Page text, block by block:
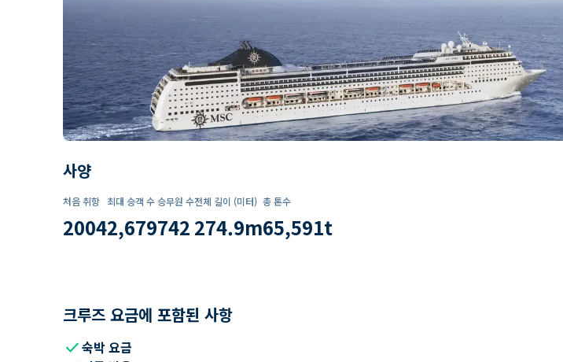
사양
처음 취항
2004
최대 승객 수
2,679
승무원 수
742
전체 길이 (미터)
274.9m
총 톤수
65,591t
크루즈 요금에 포함된 사항
check숙박 요금